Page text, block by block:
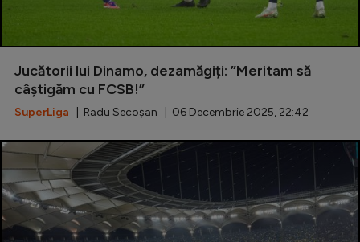
Premier League
LaLiga
Serie A
Campionate
Starurile fotbalului
EURO 2024
Jucătorii lui Dinamo, dezamăgiți: ”Meritam să
câștigăm cu FCSB!”
SuperLiga | Radu Secoșan | 06 Decembrie 2025, 22:42